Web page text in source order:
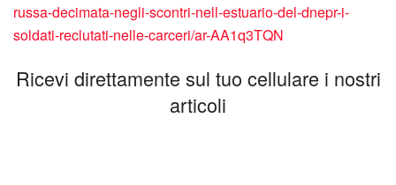
russa-decimata-negli-scontri-nell-estuario-del-dnepr-i-
soldati-reclutati-nelle-carceri/ar-AA1q3TQN
Ricevi direttamente sul tuo cellulare i nostri
articoli